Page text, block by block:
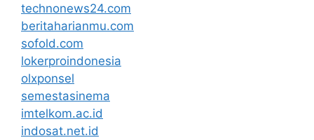
technonews24.com
beritaharianmu.com
sofold.com
lokerproindonesia
olxponsel
semestasinema
imtelkom.ac.id
indosat.net.id